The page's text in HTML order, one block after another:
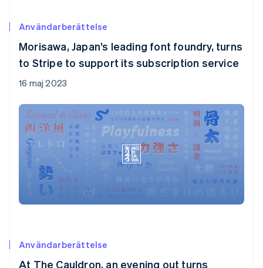
Användarberättelse
Morisawa, Japan’s leading font foundry, turns
to Stripe to support its subscription service
16 maj 2023
Användarberättelse
At The Cauldron, an evening out turns